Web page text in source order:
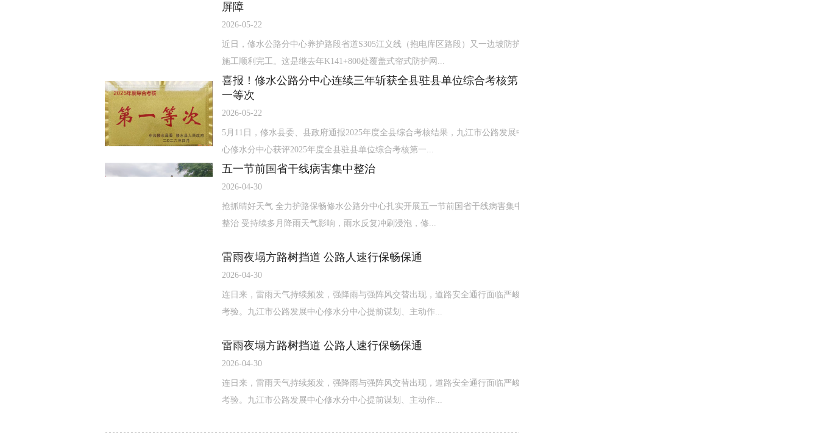
屏障
2026-05-22
近日，修水公路分中心养护路段省道S305江义线（抱电库区路段）又一边坡防护
施工顺利完工。这是继去年K141+800处覆盖式帘式防护网...
喜报！修水公路分中心连续三年斩获全县驻县单位综合考核第
一等次
2026-05-22
5月11日，修水县委、县政府通报2025年度全县综合考核结果，九江市公路发展中
心修水分中心获评2025年度全县驻县单位综合考核第一...
五一节前国省干线病害集中整治
2026-04-30
抢抓晴好天气 全力护路保畅修水公路分中心扎实开展五一节前国省干线病害集中
整治 受持续多月降雨天气影响，雨水反复冲刷浸泡，修...
雷雨夜塌方路树挡道 公路人速行保畅保通
2026-04-30
连日来，雷雨天气持续频发，强降雨与强阵风交替出现，道路安全通行面临严峻
考验。九江市公路发展中心修水分中心提前谋划、主动作...
雷雨夜塌方路树挡道 公路人速行保畅保通
2026-04-30
连日来，雷雨天气持续频发，强降雨与强阵风交替出现，道路安全通行面临严峻
考验。九江市公路发展中心修水分中心提前谋划、主动作...